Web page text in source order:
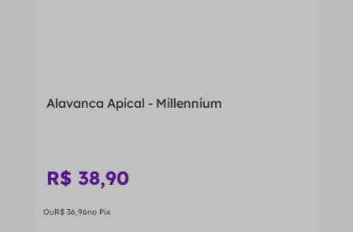
Alavanca Apical - Millennium
R$ 38,90
OuR$ 36,96no Pix